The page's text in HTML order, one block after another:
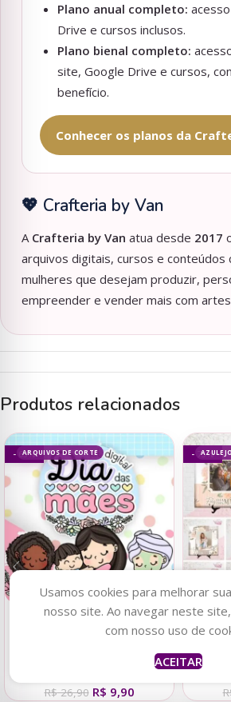
Plano anual completo:
Drive e cursos inclusos.
Plano bienal completo:
site, Google Drive e cursos,
benefício.
Conhecer os planos da
💖 Crafteria by Van
A Crafteria by Van atua desde 2017
arquivos digitais, cursos e conteúdos
mulheres que desejam produzir,
empreender e vender mais com
Produtos relacionados
ARQUIVOS DE CORTE
- 63%
Adicionar ao carrinho
Kit Digital + Mimos – Dia das
R$26,90 R$ 9,90
- 75%
Usamos cookies para melhorar
nosso site. Ao navegar neste
com nosso uso de
ACEITAR